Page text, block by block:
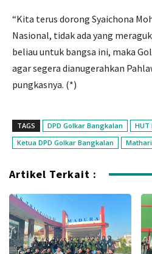
“Kita terus dorong Syaichona
Nasional, tidak ada yang
beliau untuk bangsa ini, maka
agar segera dianugerahkan
pungkasnya. (*)
TAGS DPD Golkar Bangkalan
HUT
Ketua DPD Golkar Bangkalan
Mathari
Artikel Terkait :